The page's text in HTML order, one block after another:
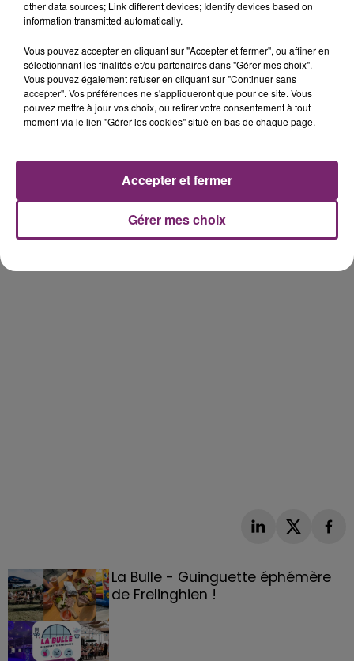
- Rue de Weppes
- Rue Royale (entre la rue Léonard Danel et la rue
Esquermoise)
La Bulle - Guinguette éphémère
de Frelinghien !
other data sources; Link different devices; Identify devices based on
information transmitted automatically.
Vous pouvez accepter en cliquant sur "Accepter et fermer", ou affiner en
sélectionnant les finalités et/ou partenaires dans "Gérer mes choix".
Vous pouvez également refuser en cliquant sur "Continuer sans
accepter". Vos préférences ne s'appliqueront que pour ce site. Vous
pouvez mettre à jour vos choix, ou retirer votre consentement à tout
moment via le lien "Gérer les cookies" situé en bas de chaque page.
Gérer mes choix
Accepter et fermer